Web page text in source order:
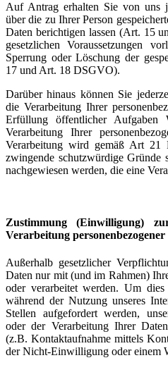
Auf Antrag erhalten Sie von uns
über die zu Ihrer Person
Daten berichtigen lassen (Art. 15
gesetzlichen Voraussetzungen
Sperrung oder Löschung der
17 und Art. 18 DSGVO).
Darüber hinaus können Sie
die Verarbeitung Ihrer
Erfüllung öffentlicher Aufgaben
Verarbeitung Ihrer
Verarbeitung wird gemäß Art 21
zwingende schutzwürdige Gründe
nachgewiesen werden, die eine
Zustimmung (Einwilligung)
Verarbeitung personenbezogener
Außerhalb gesetzlicher
Daten nur mit (und im Rahmen)
oder verarbeitet werden. Um
während der Nutzung unseres
Stellen aufgefordert werden,
oder der Verarbeitung Ihrer
(z.B. Kontaktaufnahme mittels
der Nicht-Einwilligung oder einem